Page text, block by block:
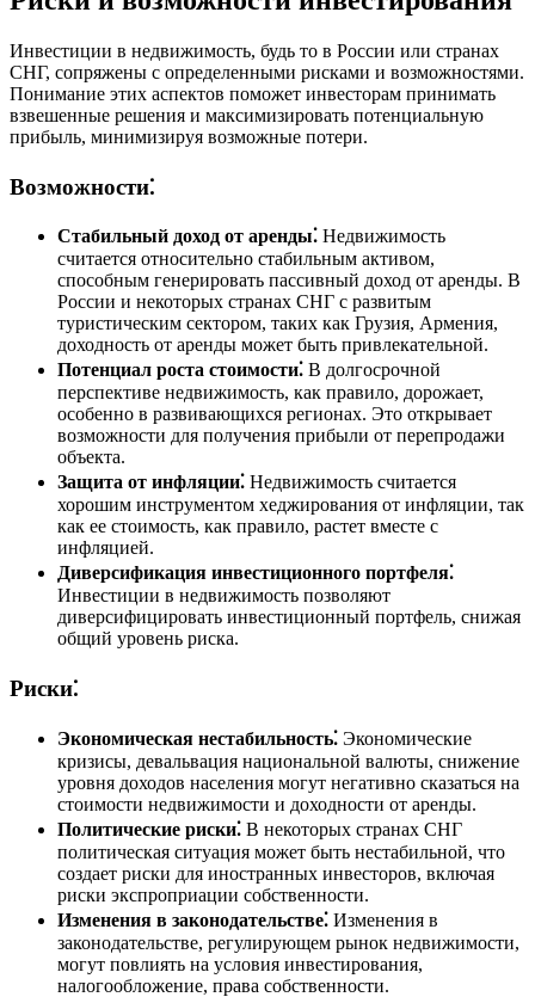
Инвестиции в недвижимость, будь то в России или странах
СНГ, сопряжены с определенными рисками и возможностями.
Понимание этих аспектов поможет инвесторам принимать
взвешенные решения и максимизировать потенциальную
прибыль, минимизируя возможные потери.
Возможности⁚
Стабильный доход от аренды⁚ Недвижимость
считается относительно стабильным активом,
способным генерировать пассивный доход от аренды. В
России и некоторых странах СНГ с развитым
туристическим сектором, таких как Грузия, Армения,
доходность от аренды может быть привлекательной.
Потенциал роста стоимости⁚ В долгосрочной
перспективе недвижимость, как правило, дорожает,
особенно в развивающихся регионах. Это открывает
возможности для получения прибыли от перепродажи
объекта.
Защита от инфляции⁚ Недвижимость считается
хорошим инструментом хеджирования от инфляции, так
как ее стоимость, как правило, растет вместе с
инфляцией.
Диверсификация инвестиционного портфеля⁚
Инвестиции в недвижимость позволяют
диверсифицировать инвестиционный портфель, снижая
общий уровень риска.
Риски⁚
Экономическая нестабильность⁚ Экономические
кризисы, девальвация национальной валюты, снижение
уровня доходов населения могут негативно сказаться на
стоимости недвижимости и доходности от аренды.
Политические риски⁚ В некоторых странах СНГ
политическая ситуация может быть нестабильной, что
создает риски для иностранных инвесторов, включая
риски экспроприации собственности.
Изменения в законодательстве⁚ Изменения в
законодательстве, регулирующем рынок недвижимости,
могут повлиять на условия инвестирования,
налогообложение, права собственности.